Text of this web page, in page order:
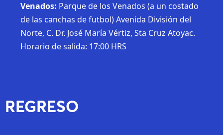
Venados: Parque de los Venados (a un costado
de las canchas de futbol) Avenida División del
Norte, C. Dr. José María Vértiz, Sta Cruz Atoyac.
Horario de salida: 17:00 HRS
REGRESO